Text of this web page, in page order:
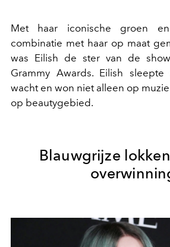
Met haar iconische groen
combinatie met haar op maat
was Eilish de ster van de
Grammy Awards. Eilish
wacht en won niet alleen op
op beautygebied.
Blauwgrijze